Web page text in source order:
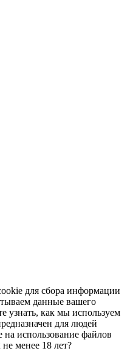
для сбора информации
данные вашего
узнать, как мы используем
для людей
на использование файлов
менее 18 лет?